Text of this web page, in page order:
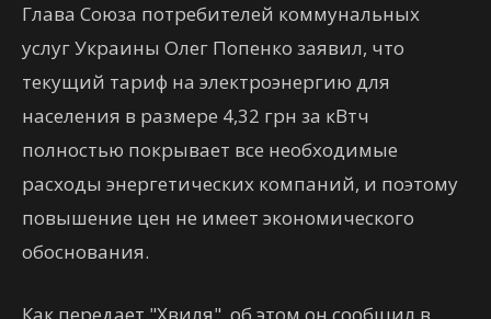
Глава Союза потребителей коммунальных
услуг Украины Олег Попенко заявил, что
текущий тариф на электроэнергию для
населения в размере 4,32 грн за кВтч
полностью покрывает все необходимые
расходы энергетических компаний, и поэтому
повышение цен не имеет экономического
обоснования.